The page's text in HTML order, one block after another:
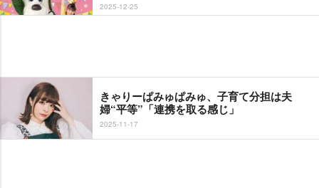
2025-12-25
きゃりーぱみゅぱみゅ、子育て分担は夫
婦“平等”「連携を取る感じ」
2025-11-17